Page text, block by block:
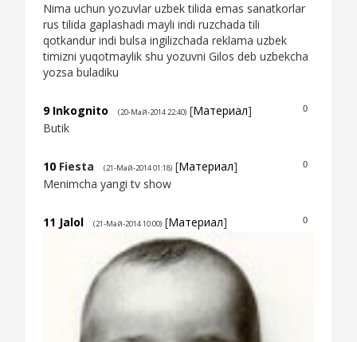
Nima uchun yozuvlar uzbek tilida emas sanatkorlar
rus tilida gaplashadi mayli indi ruzchada tili
qotkandur indi bulsa ingilizchada reklama uzbek
timizni yuqotmaylik shu yozuvni Gilos deb uzbekcha
yozsa buladiku
0
9 Inkognito (20-Май-2014 22:40) [Материал]
Butik
0
10 Fiesta (21-Май-2014 01:18) [Материал]
Menimcha yangi tv show
0
11 Jalol (21-Май-2014 10:00) [Материал]